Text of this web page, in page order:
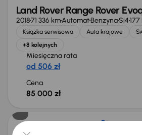
Land Rover Range Rover
201871 336 kmAutomatBenzynaSi4177
Książka serwisowa Auta krajowe
+8 kolejnych
Miesięczna rata
od 506 zł
Cena
85 000 zł
Taniej o 1 500 zł